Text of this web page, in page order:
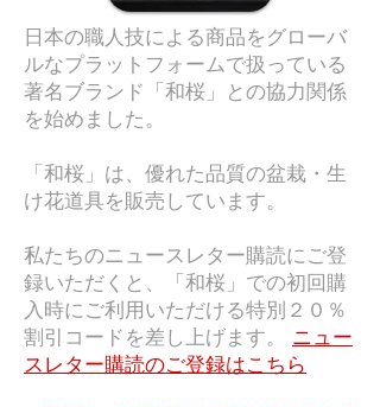
日本の職人技による商品をグローバ
ルなプラットフォームで扱っている
著名ブランド「和桜」との協力関係
を始めました。
「和桜」は、優れた品質の盆栽・生
け花道具を販売しています。
私たちのニュースレター購読にご登
録いただくと、「和桜」での初回購
入時にご利用いただける特別２０％
割引コードを差し上げます。 ニュー
スレター購読のご登録はこちら